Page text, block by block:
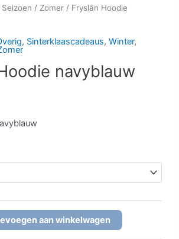
Seizoen / Zomer/ Fryslân Hoodie
, Sinterklaascadeaus, Winter,
navyblauw
aan winkelwagen